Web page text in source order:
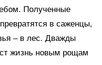
Полученные
в саженцы,
– в лес. Дважды
жизнь новым рощам